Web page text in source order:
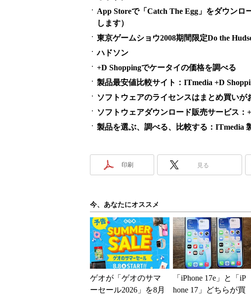
App Storeで「Catch The Egg」をダウン
します）
東京ゲームショウ2008期間限定Do the
ハドソン
+D Shoppingでケータイの価格を調べる
製品最安値比較サイト：ITmedia +D
ソフトウェアのライセンスはまとめ買い
ソフトウェアダウンロード販売サービス：
製品を選ぶ、調べる、比較する：ITmedia
印刷 見る
今、あなたにオススメ
ゲオが「ゲオのサマ
ーセール2026」を8月
「iPhone 17e」と「iP
hone 17」どちらが買